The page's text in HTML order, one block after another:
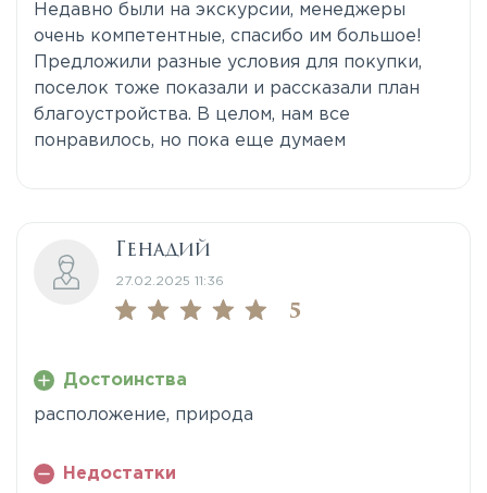
Недавно были на экскурсии, менеджеры
очень компетентные, спасибо им большое!
Предложили разные условия для покупки,
поселок тоже показали и рассказали план
благоустройства. В целом, нам все
понравилось, но пока еще думаем
Генадий
27.02.2025 11:36
5
Достоинства
расположение, природа
Недостатки